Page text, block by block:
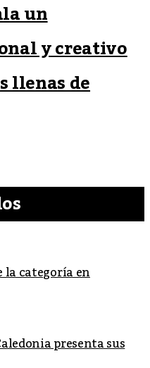
un
y creativo
llenas de
la categoría en
presenta sus